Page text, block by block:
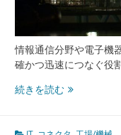
の
革
新
情報通信分野や電子機
確かつ迅速につなぐ役
続きを読む社